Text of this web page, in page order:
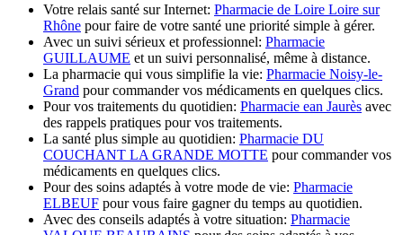
Votre relais santé sur Internet: Pharmacie de Loire Loire sur
Rhône pour faire de votre santé une priorité simple à gérer.
Avec un suivi sérieux et professionnel: Pharmacie
GUILLAUME et un suivi personnalisé, même à distance.
La pharmacie qui vous simplifie la vie: Pharmacie Noisy-le-
Grand pour commander vos médicaments en quelques clics.
Pour vos traitements du quotidien: Pharmacie ean Jaurès avec
des rappels pratiques pour vos traitements.
La santé plus simple au quotidien: Pharmacie DU
COUCHANT LA GRANDE MOTTE pour commander vos
médicaments en quelques clics.
Pour des soins adaptés à votre mode de vie: Pharmacie
ELBEUF pour vous faire gagner du temps au quotidien.
Avec des conseils adaptés à votre situation: Pharmacie